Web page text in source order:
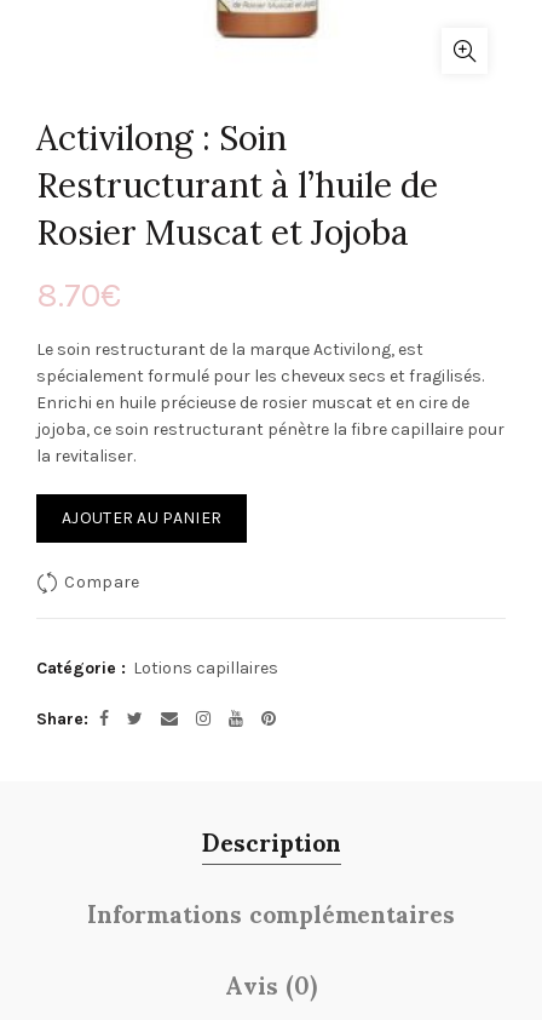
Activilong : Soin
Restructurant à l’huile de
Rosier Muscat et Jojoba
8.70€
Le soin restructurant de la marque Activilong, est
spécialement formulé pour les cheveux secs et fragilisés.
Enrichi en huile précieuse de rosier muscat et en cire de
jojoba, ce soin restructurant pénètre la fibre capillaire pour
la revitaliser.
AJOUTER AU PANIER
Compare
Catégorie : Lotions capillaires
Share
Description
Informations complémentaires
Avis (0)